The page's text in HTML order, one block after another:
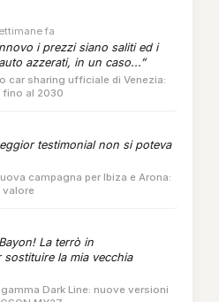
fa
i prezzi siano saliti ed i
azzerati, in un caso...”
car sharing ufficiale di Venezia:
al 2030
testimonial non si poteva
campagna per Ibiza e Arona:
valore
La terrò in
la mia vecchia
Dark Line: nuove versioni